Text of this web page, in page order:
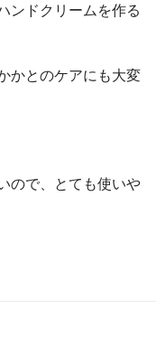
ンドクリームを作る
かとのケアにも大変
ので、とても使いや